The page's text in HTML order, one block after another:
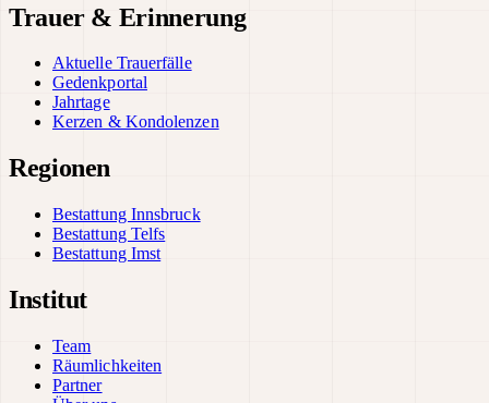
Trauer & Erinnerung
Aktuelle Trauerfälle
Gedenkportal
Jahrtage
Kerzen & Kondolenzen
Regionen
Bestattung Innsbruck
Bestattung Telfs
Bestattung Imst
Institut
Team
Räumlichkeiten
Partner